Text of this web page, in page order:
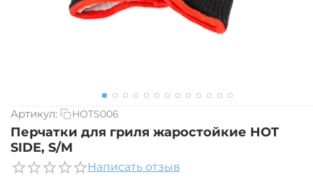
Артикул: HOTS006
Перчатки для гриля жаростойкие HOT
SIDE, S/M
Написать отзыв